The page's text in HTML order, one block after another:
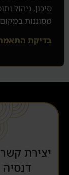
סיכון, ניהול
מסוננות
בדיקת
יצירת
דנסיה